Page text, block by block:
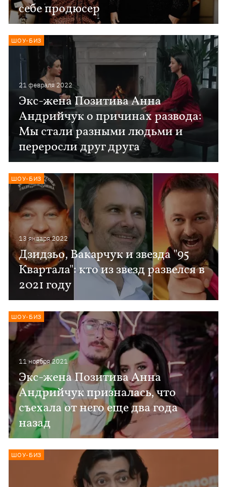
себе продюсер
21 февраля 2022
Экс-жена Позитива Анна
Андрийчук о причинах развода:
Мы стали разными людьми и
переросли друг друга
ШОУ-БИЗ
13 января 2022
Дзидзьо, Вакарчук и звезда "95
Квартала": кто из звезд развелся в
2021 году
ШОУ-БИЗ
11 ноября 2021
Экс-жена Позитива Анна
Андрийчук призналась, что
съехала от него еще два года
назад
ШОУ-БИЗ
ШОУ-БИЗ